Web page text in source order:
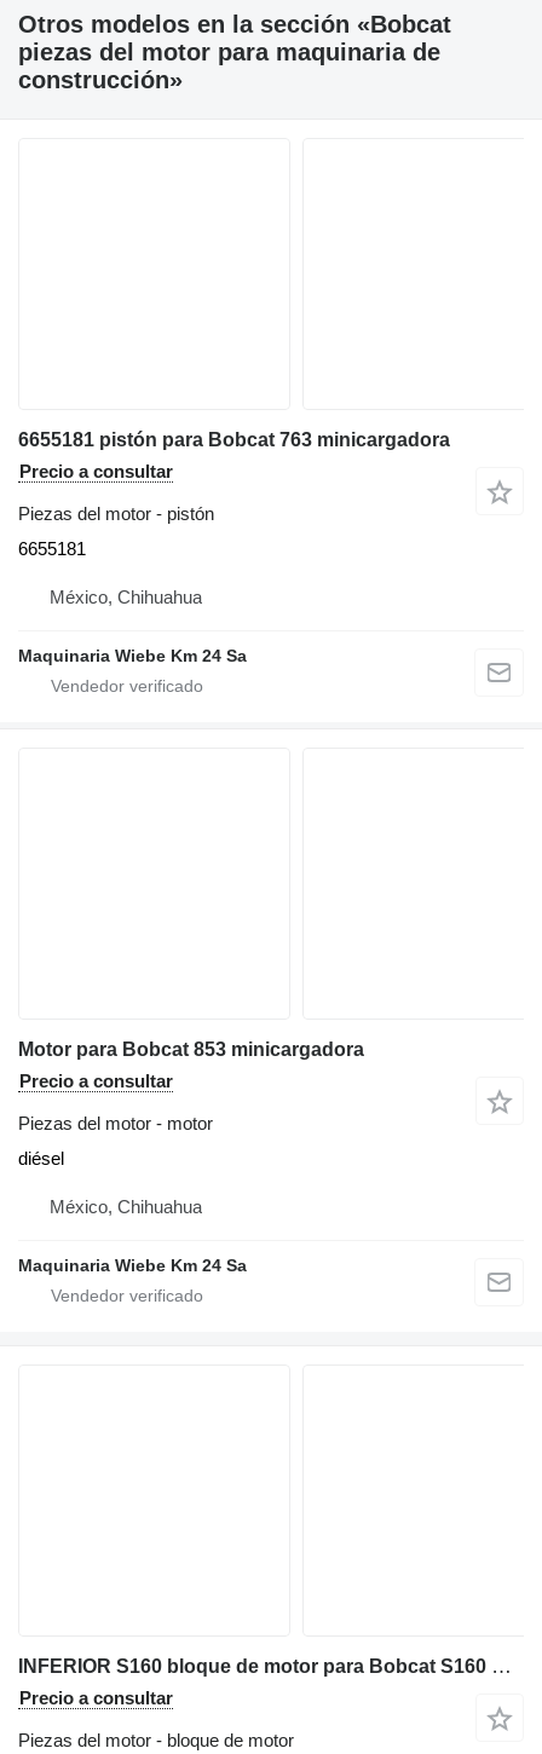
Otros modelos en la sección «Bobcat
piezas del motor para maquinaria de
construcción»
6655181 pistón para Bobcat 763 minicargadora
Precio a consultar
Piezas del motor - pistón
6655181
México, Chihuahua
Maquinaria Wiebe Km 24 Sa
Motor para Bobcat 853 minicargadora
Precio a consultar
Piezas del motor - motor
diésel
México, Chihuahua
Maquinaria Wiebe Km 24 Sa
INFERIOR S160 bloque de motor para Bobcat S160 minicargadora
Precio a consultar
Piezas del motor - bloque de motor